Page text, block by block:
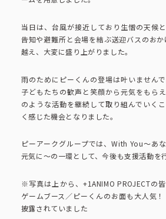
ピーアークの歩み
企業・団体向け募集情報
CSR活動 トップ
CSR理念
CSRニュース
トピックス
企業理念
IR情報 お問
当日は、台風が接近しており生憎の天候
告知や避難所と会場を結ぶ送迎バスのお
越え、大変に盛り上がりました。
雨のためにピーくんの登場は叶いません
子どもたちの歓声と笑顔から元気をもら
のような活動を継続して取り組んでいく
く感じた機会となりました。
ピーアークグループでは、With You～あ
元気に～の一環として、今後も支援活動を
※写真は上から、+1ANIMO PROJECTの
ゲームブース／ピーくんのお面も大人気
披露されていました